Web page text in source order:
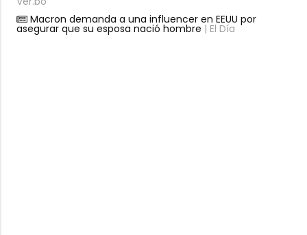
Macron demanda a una influencer en EEUU por
asegurar que su esposa nació hombre | El Día